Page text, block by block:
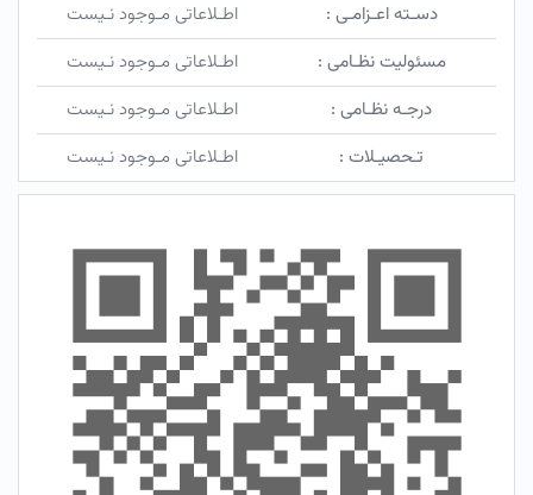
دسـته اعـزامـی :
اطـلاعاتی مـوجود نـیست
مسئولیت نظـامی :
اطـلاعاتی مـوجود نـیست
درجـه نظـامی :
اطـلاعاتی مـوجود نـیست
تـحصیـلات :
اطـلاعاتی مـوجود نـیست